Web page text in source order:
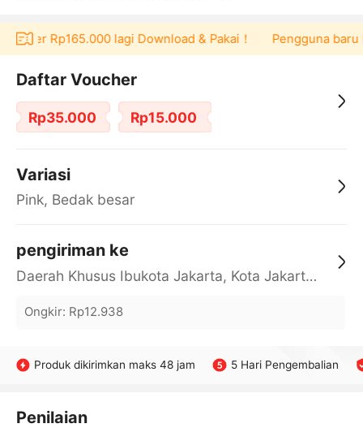
Rp165.000 lagi Download & Pakai！ Pengguna baru
Daftar Voucher
Rp35.000 Rp15.000
Variasi
Pink, Bedak besar
pengiriman ke
Daerah Khusus Ibukota Jakarta, Kota Jakarta Barat, Cengkareng, yy
Ongkir: Rp12.938
Produk dikirimkan maks 48 jam 5 Hari Pengembalian
Penilaian